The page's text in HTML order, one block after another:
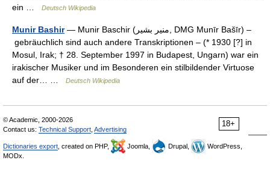
ein …
Deutsch Wikipedia
Munir Bashir— Munir Baschir (‏منير بشير‎, DMG Munīr Bašīr) –
gebräuchlich sind auch andere Transkriptionen – (* 1930 [?] in
Mosul, Irak; † 28. September 1997 in Budapest, Ungarn) war ein
irakischer Musiker und im Besonderen ein stilbildender Virtuose
auf der… …
Deutsch Wikipedia
18+
© Academic, 2000-2026
Contact us: Technical Support Advertising
Dictionaries export , created on PHP, Joomla, Drupal,
WordPress,
MODx.